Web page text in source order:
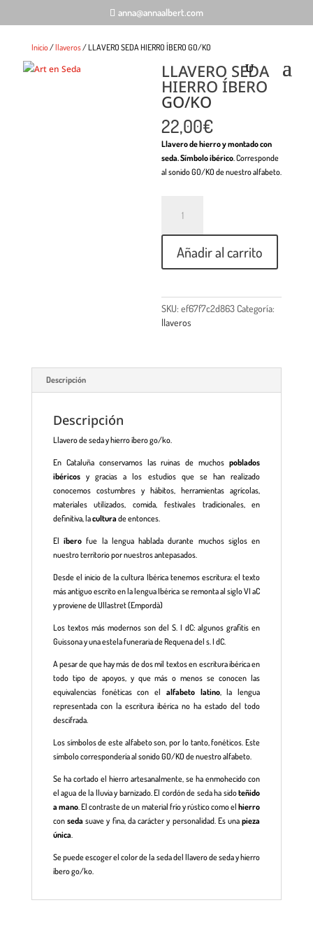
anna@annaalbert.com
Inicio/llaveros/ LLAVERO SEDA HIERRO ÍBERO GO/KO
LLAVERO SEDA
HIERRO ÍBERO
GO/KO
22,00€
Llavero de hierro y montado con
seda. Símbolo ibérico. Corresponde
al sonido GO/KO de nuestro alfabeto.
Añadir al carrito
SKU:ef67f7c2d863 Categoría:
llaveros
Descripción
Descripción
Llavero de seda y hierro íbero go/ko.
En Cataluña conservamos las ruinas de muchospoblados
ibéricosy gracias a los estudios que se han realizado
conocemos costumbres y hábitos, herramientas agrícolas,
materiales utilizados, comida, festivales tradicionales, en
definitiva, laculturade entonces.
Elíbero fue la lengua hablada durante muchos siglos en
nuestro territorio por nuestros antepasados.
Desde el inicio de la cultura Ibérica tenemos escritura: el texto
más antiguo escrito en la lengua Ibérica se remonta al siglo VI aC
y proviene de Ullastret (Empordà)
Los textos más modernos son del S. I dC: algunos grafitis en
Guissona y una estela funeraria de Requena del s. I dC.
A pesar de que hay más de dos mil textos en escritura ibérica en
todo tipo de apoyos, y que más o menos se conocen las
equivalencias fonéticas con el alfabeto latino, la lengua
representada con la escritura ibérica no ha estado del todo
descifrada.
Los símbolos de este alfabeto son, por lo tanto, fonéticos. Este
símbolo correspondería al sonido GO/KO de nuestro alfabeto.
Se ha cortado el hierro artesanalmente, se ha enmohecido con
el agua de la lluvia y barnizado. El cordón de seda ha sidoteñido
a mano. El contraste de un material frío y rústico como elhierro
conseda suave y fina, da carácter y personalidad. Es unapieza
única.
Se puede escoger el color de la seda del llavero de seda y hierro
íbero go/ko.